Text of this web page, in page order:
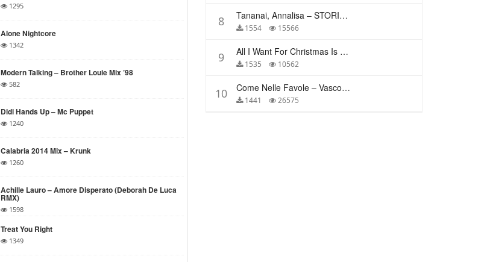
1295
Alone Nightcore
1342
Modern Talking – Brother Louie Mix ’98
582
Didi Hands Up – Mc Puppet
1240
Calabria 2014 Mix – Krunk
1260
Achille Lauro – Amore Disperato (Deborah De Luca
RMX)
1598
Treat You Right
1349
8 Tananai, Annalisa – STORIE BREVI
1554 15566
9 All I Want For Christmas Is You – Mariah Carey
1535 10562
10 Come Nelle Favole – Vasco Rossi
1441 26575